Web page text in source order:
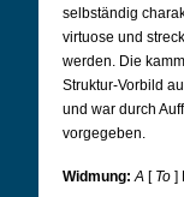
selbständig
virtuose und
werden. Die
Struktur-Vorbild
und war durch
vorgegeben.
Widmung: A [ To ]